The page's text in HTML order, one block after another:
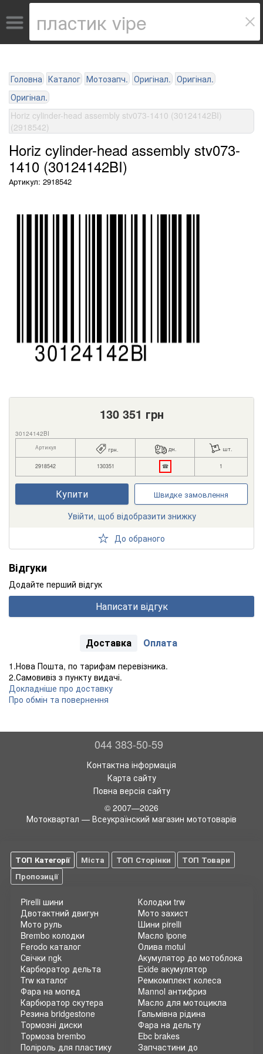
Головна Каталог Мотозапч. Оригінал. Оригінал.
Оригінал.
Horiz cylinder-head assembly stv073-1410 (30124142BI)
(2918542)
Horiz cylinder-head assembly stv073-
1410 (30124142BI)
Артикул: 2918542
130 351 грн
30124142BI
Артикул грн. дн. шт.
2918542 130351 ☎ 1
Купити Швидке замовлення
Увійти, щоб відобразити знижку
До обраного
Відгуки
Додайте перший відгук
Написати відгук
Доставка Оплата
1.Нова Пошта, по тарифам перевізника.
2.Самовивіз з пункту видачі.
Докладніше про доставку
Про обмін та повернення
044 383-50-59
Контактна інформація
Карта сайту
Повна версія сайту
© 2007—2026
Мотоквартал — Всеукраїнский магазин мототоварів
ТОП Категорії Міста ТОП Сторінки
ТОП Товари
Пропозиції
Pirelli шини
Двотактний двигун
Мото руль
Brembo колодки
Ferodo каталог
Свічки ngk
Карбюратор дельта
Trw каталог
Колодки trw
Мото захист
Шини pirelli
Масло ipone
Олива motul
Акумулятор до мотоблока
Exide акумулятор
Ремкомплект колеса
Фара на мопед
Карбюратор скутера
Резина bridgestone
Тормозні диски
Тормоза brembo
Поліроль для пластику
Mannol антифриз
Масло для мотоцикла
Гальмівна рідина
Фара на дельту
Ebc brakes
Запчастини до